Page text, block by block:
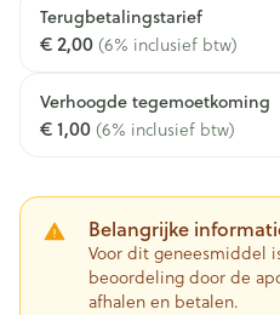
Terugbetalingstarief
€ 2,00 (6% inclusief btw)
Verhoogde tegemoetkoming
€ 1,00 (6% inclusief btw)
Belangrijke
Voor dit geneesmiddel
beoordeling door de
afhalen en betalen.